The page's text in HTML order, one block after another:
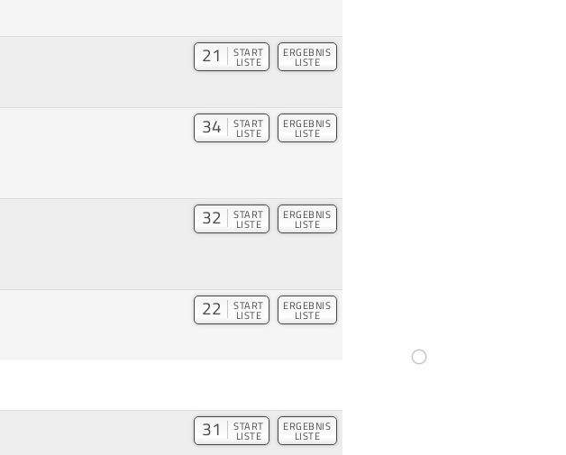
21 START
LISTE
ERGEBNIS
LISTE
34 START
LISTE
ERGEBNIS
LISTE
32 START
LISTE
ERGEBNIS
LISTE
22 START
LISTE
ERGEBNIS
LISTE
31 START
LISTE
ERGEBNIS
LISTE